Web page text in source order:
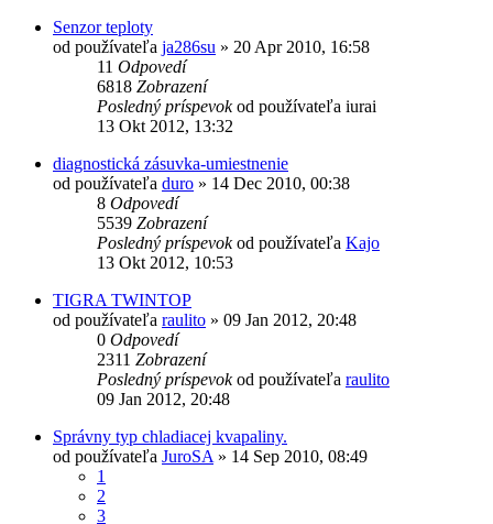
Senzor teploty
od používateľa ja286su » 20 Apr 2010, 16:58
11 Odpovedí
6818 Zobrazení
Posledný príspevokod používateľa iurai
13 Okt 2012, 13:32
diagnostická zásuvka-umiestnenie
od používateľa duro » 14 Dec 2010, 00:38
8 Odpovedí
5539 Zobrazení
Posledný príspevokod používateľa Kajo
13 Okt 2012, 10:53
TIGRA TWINTOP
od používateľa raulito » 09 Jan 2012, 20:48
0 Odpovedí
2311 Zobrazení
Posledný príspevokod používateľa raulito
09 Jan 2012, 20:48
Správny typ chladiacej kvapaliny.
od používateľa JuroSA » 14 Sep 2010, 08:49
1
2
3